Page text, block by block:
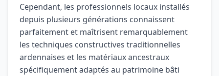
Cependant, les professionnels locaux installés
depuis plusieurs générations connaissent
parfaitement et maîtrisent remarquablement
les techniques constructives traditionnelles
ardennaises et les matériaux ancestraux
spécifiquement adaptés au patrimoine bâti